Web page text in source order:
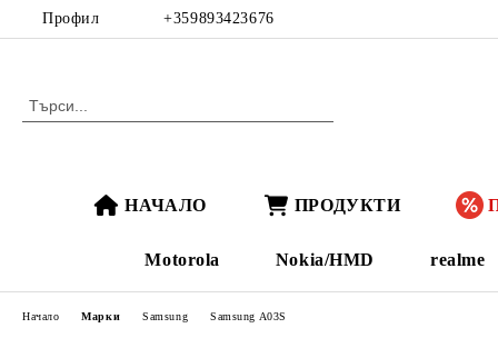
Профил +359893423676
НАЧАЛО ПРОДУКТИ
Motorola Nokia/HMD realme
Начало Марки Samsung Samsung A03S